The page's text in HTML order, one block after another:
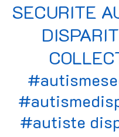
SECURITE
#autiste